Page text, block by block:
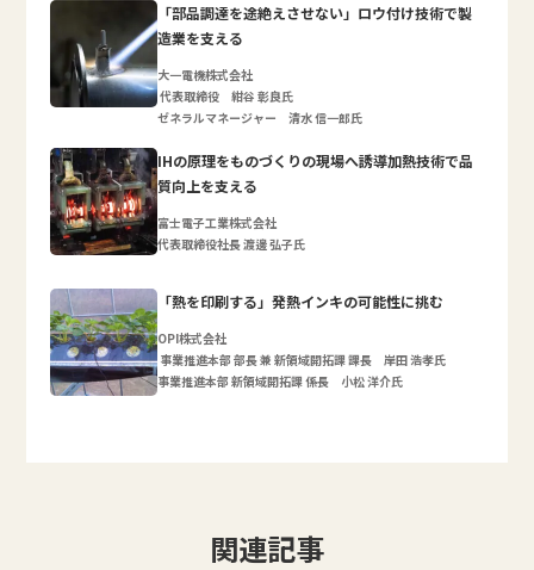
「部品調達を途絶えさせない」ロウ付け技術で製
造業を支える
大一電機株式会社
代表取締役 紺谷 彰良氏
ゼネラルマネージャー 清水 信一郎氏
IHの原理をものづくりの現場へ誘導加熱技術で品
質向上を支える
富士電子工業株式会社
代表取締役社長 渡邊 弘子氏
「熱を印刷する」発熱インキの可能性に挑む
OPI株式会社
事業推進本部 部長 兼 新領域開拓課 課長 岸田 浩孝氏
事業推進本部 新領域開拓課 係長 小松 洋介氏
関連記事